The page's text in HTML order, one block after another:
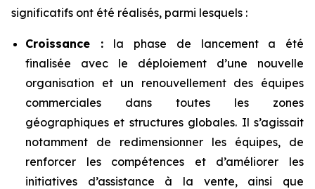
significatifs ont été réalisés, parmi lesquels :
Croissance : la phase de lancement a été
finalisée avec le déploiement d’une nouvelle
organisation et un renouvellement des équipes
commerciales dans toutes les zones
géographiques et structures globales. Il s’agissait
notamment de redimensionner les équipes, de
renforcer les compétences et d’améliorer les
initiatives d’assistance à la vente, ainsi que